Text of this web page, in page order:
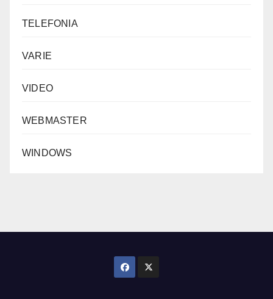
TELEFONIA
VARIE
VIDEO
WEBMASTER
WINDOWS